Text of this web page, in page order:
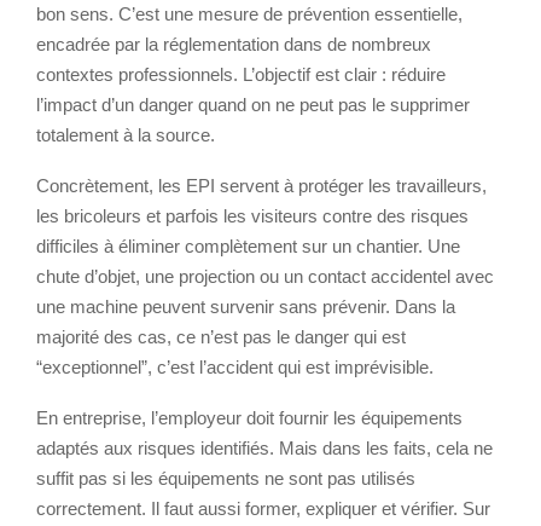
bon sens. C’est une mesure de prévention essentielle,
encadrée par la réglementation dans de nombreux
contextes professionnels. L’objectif est clair : réduire
l’impact d’un danger quand on ne peut pas le supprimer
totalement à la source.
Concrètement, les EPI servent à protéger les travailleurs,
les bricoleurs et parfois les visiteurs contre des risques
difficiles à éliminer complètement sur un chantier. Une
chute d’objet, une projection ou un contact accidentel avec
une machine peuvent survenir sans prévenir. Dans la
majorité des cas, ce n’est pas le danger qui est
“exceptionnel”, c’est l’accident qui est imprévisible.
En entreprise, l’employeur doit fournir les équipements
adaptés aux risques identifiés. Mais dans les faits, cela ne
suffit pas si les équipements ne sont pas utilisés
correctement. Il faut aussi former, expliquer et vérifier. Sur